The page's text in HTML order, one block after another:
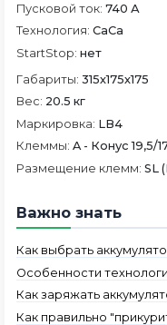
Пусковой ток:740 А
Технология:CaCa
StartStop:нет
Габариты:315х175х175
Вес: 20.5 кг
Маркировка: LB4
Клеммы:A - Конус 19,5/
Размещение клемм:SL
Важно знать
Как выбрать
Особенности
Как заряжать
Как правильно